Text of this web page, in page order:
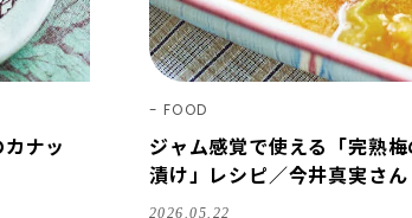
ナッ
FOOD
ジャム感覚で使える「完熟
漬け」レシピ／今井真実さん
2026.05.22